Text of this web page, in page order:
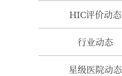
HIC评价动态
行业动态
星级医院动态